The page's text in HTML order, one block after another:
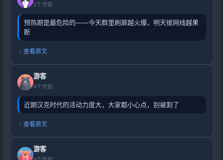
2个月前
预热期是最危险的——今天群里刷屏越火爆，明天拔网线越果
断
查看原文
游客
4个月前
近期汉克时代的活动力度大，大家都小心点，别被割了
查看原文
游客